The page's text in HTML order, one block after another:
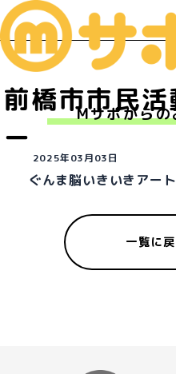
前橋市市民
ー
Mサポから
2025年03月03日
ぐんま脳いきいきアー
一覧に